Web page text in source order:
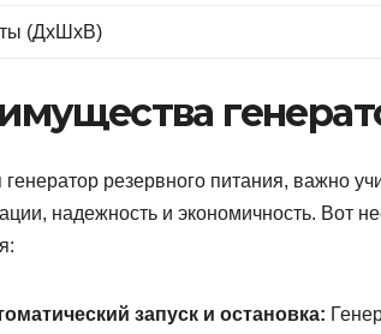
(ДхШхВ)
резервного питания, важно
надежность и экономичность. Вот
запуск и остановка: